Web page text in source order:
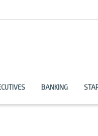
BANKING